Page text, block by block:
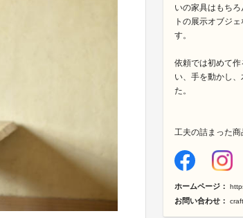
いの家具はもち
トの展示オブジ
特
依頼では初めて
い、手を動かし
特注製
工夫の詰まった商
ホームページ：
お問い合わせ：